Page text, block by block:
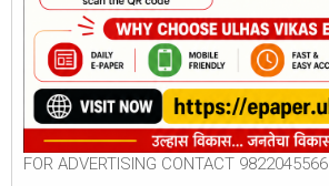
FOR ADVERTISING CONTACT 9822045566